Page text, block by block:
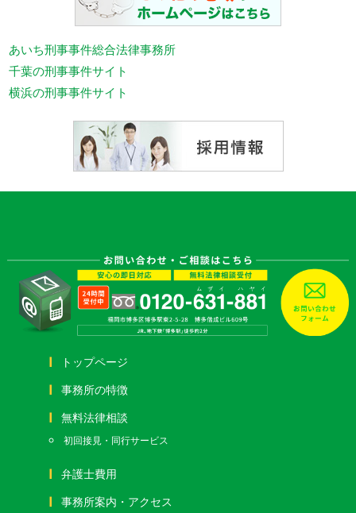
あいち刑事事件総合法律事務所
千葉の刑事事件サイト
横浜の刑事事件サイト
トップページ
事務所の特徴
無料法律相談
初回接見・同行サービス
弁護士費用
事務所案内・アクセス